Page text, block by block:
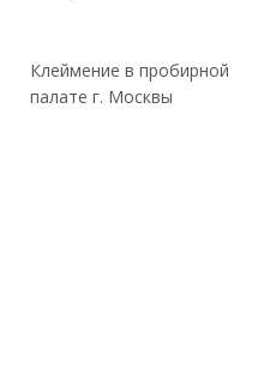
Клеймение в пробирной
палате г. Москвы